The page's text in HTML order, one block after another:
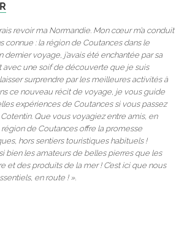
revoir ma Normandie. Mon cœur m’a conduit
connue : la région de Coutances dans le
dernier voyage, j’avais été enchantée par sa
avec une soif de découverte que je suis
surprendre par les meilleures activités à
ce nouveau récit de voyage, je vous guide
expériences de Coutances si vous passez
Que vous voyagiez entre amis, en
de Coutances offre la promesse
hors sentiers touristiques habituels !
bien les amateurs de belles pierres que les
et des produits de la mer ! C’est ici que nous
en route ! ».